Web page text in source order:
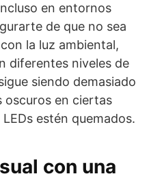
en entornos
de que no sea
la luz ambiental,
diferentes niveles de
siendo demasiado
oscuros en ciertas
estén quemados.
con una